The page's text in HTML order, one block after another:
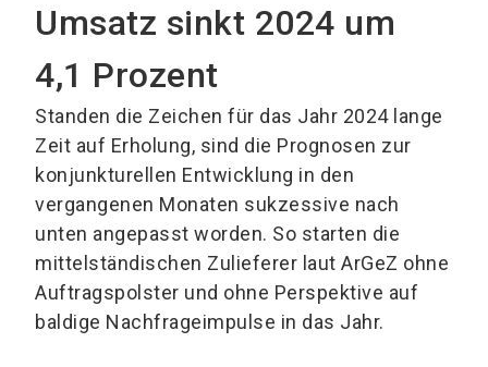
Umsatz sinkt 2024 um
4,1 Prozent
Standen die Zeichen für das Jahr 2024 lange
Zeit auf Erholung, sind die Prognosen zur
konjunkturellen Entwicklung in den
vergangenen Monaten sukzessive nach
unten angepasst worden. So starten die
mittelständischen Zulieferer laut ArGeZ ohne
Auftragspolster und ohne Perspektive auf
baldige Nachfrageimpulse in das Jahr.